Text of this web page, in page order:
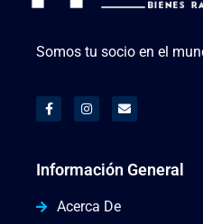
Somos tu socio en el
Información General
Acerca De